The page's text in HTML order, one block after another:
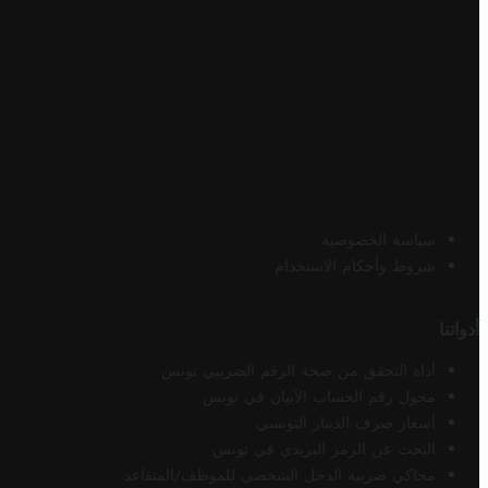
سياسة الخصوصية
شروط وأحكام الاستخدام
أدواتنا
أداة التحقق من صحة الرقم الضريبي تونس
محول رقم الحساب الآيبان في تونس
أسعار صرف الدينار التونسي
البحث عن الرمز البريدي في تونس
محاكي ضريبة الدخل الشخصي للموظف/المتقاعد